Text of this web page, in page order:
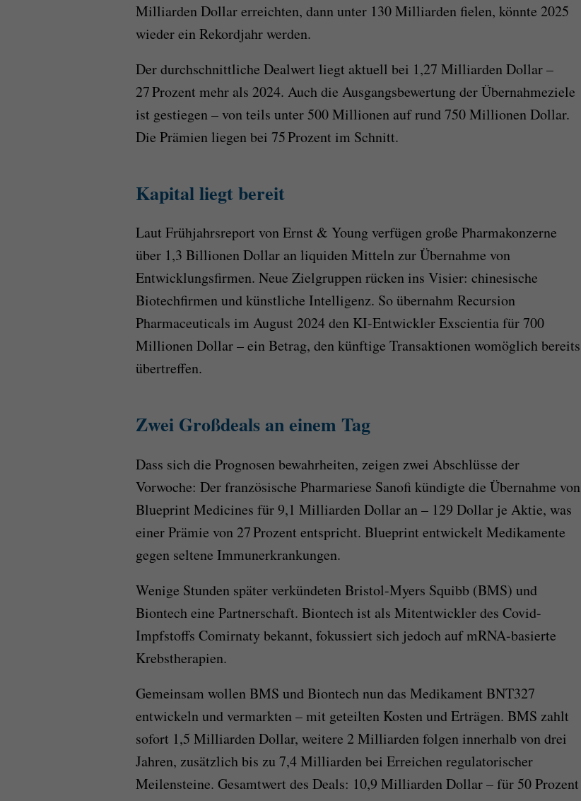
Milliarden Dollar erreichten, dann unter 130 Milliarden fielen, könnte 2025
wieder ein Rekordjahr werden.
Der durchschnittliche Dealwert liegt aktuell bei 1,27 Milliarden Dollar –
27 Prozent mehr als 2024. Auch die Ausgangsbewertung der Übernahmeziele
ist gestiegen – von teils unter 500 Millionen auf rund 750 Millionen Dollar.
Die Prämien liegen bei 75 Prozent im Schnitt.
Kapital liegt bereit
Laut Frühjahrsreport von Ernst & Young verfügen große Pharmakonzerne
über 1,3 Billionen Dollar an liquiden Mitteln zur Übernahme von
Entwicklungsfirmen. Neue Zielgruppen rücken ins Visier: chinesische
Biotechfirmen und künstliche Intelligenz. So übernahm Recursion
Pharmaceuticals im August 2024 den KI-Entwickler Exscientia für 700
Millionen Dollar – ein Betrag, den künftige Transaktionen womöglich bereits
übertreffen.
Zwei Großdeals an einem Tag
Dass sich die Prognosen bewahrheiten, zeigen zwei Abschlüsse der
Vorwoche: Der französische Pharmariese Sanofi kündigte die Übernahme von
Blueprint Medicines für 9,1 Milliarden Dollar an – 129 Dollar je Aktie, was
einer Prämie von 27 Prozent entspricht. Blueprint entwickelt Medikamente
gegen seltene Immunerkrankungen.
Wenige Stunden später verkündeten Bristol-Myers Squibb (BMS) und
Biontech eine Partnerschaft. Biontech ist als Mitentwickler des Covid-
Impfstoffs Comirnaty bekannt, fokussiert sich jedoch auf mRNA-basierte
Krebstherapien.
Gemeinsam wollen BMS und Biontech nun das Medikament BNT327
entwickeln und vermarkten – mit geteilten Kosten und Erträgen. BMS zahlt
sofort 1,5 Milliarden Dollar, weitere 2 Milliarden folgen innerhalb von drei
Jahren, zusätzlich bis zu 7,4 Milliarden bei Erreichen regulatorischer
Meilensteine. Gesamtwert des Deals: 10,9 Milliarden Dollar – für 50 Prozent